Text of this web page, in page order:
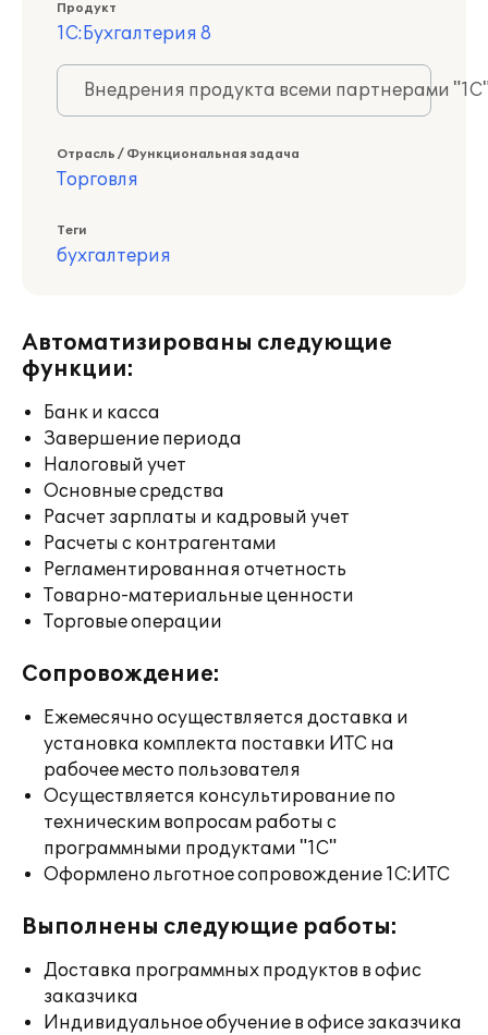
Продукт
1С:Бухгалтерия 8
Внедрения продукта всеми партнерами
Отрасль / Функциональная задача
Торговля
Теги
бухгалтерия
Автоматизированы следующие
функции:
Банк и касса
Завершение периода
Налоговый учет
Основные средства
Расчет зарплаты и кадровый учет
Расчеты с контрагентами
Регламентированная отчетность
Товарно-материальные ценности
Торговые операции
Сопровождение:
Ежемесячно осуществляется доставка и
установка комплекта поставки ИТС на
рабочее место пользователя
Осуществляется консультирование по
техническим вопросам работы с
программными продуктами "1С"
Оформлено льготное сопровождение 1С:ИТС
Выполнены следующие работы:
Доставка программных продуктов в офис
заказчика
Индивидуальное обучение в офисе заказчика